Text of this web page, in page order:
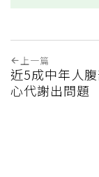
上一篇
近5成中年人
心代謝出問題